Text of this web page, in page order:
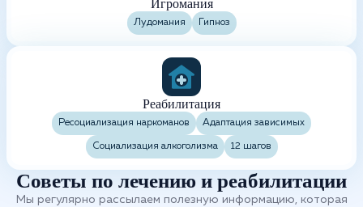
Игромания
Лудомания Гипноз
Реабилитация
Ресоциализация наркоманов Адаптация зависимых
Социализация алкоголизма 12 шагов
Советы по лечению и реабилитации
Мы регулярно рассылаем полезную информацию, которая